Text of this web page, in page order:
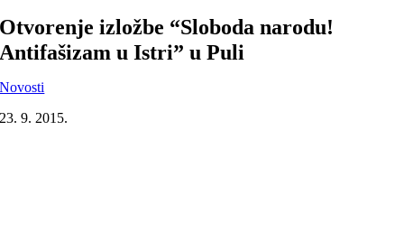
Otvorenje izložbe “Sloboda narodu!
Antifašizam u Istri” u Puli
Novosti
23. 9. 2015.